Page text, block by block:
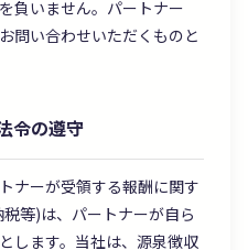
負いません。パートナー
問い合わせいただくものと
令の遵守
ナーが受領する報酬に関す
等)は、パートナーが自ら
します。当社は、源泉徴収